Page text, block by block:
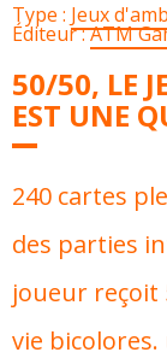
Type : Jeux
Éditeur :ATM
50/50, LE
EST UNE
240 cartes
des parties
joueur reçoit
vie